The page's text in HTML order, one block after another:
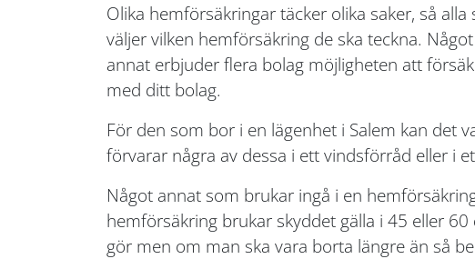
Olika hemförsäkringar täcker olika saker, så
väljer vilken hemförsäkring de ska teckna.
annat erbjuder flera bolag möjligheten att
med ditt bolag.
För den som bor i en lägenhet i Salem kan det
förvarar några av dessa i ett vindsförråd eller i
Något annat som brukar ingå i en
hemförsäkring brukar skyddet gälla i 45 eller
gör men om man ska vara borta längre än så